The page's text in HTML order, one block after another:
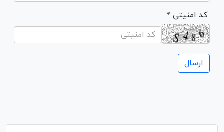
* کد امنیتی